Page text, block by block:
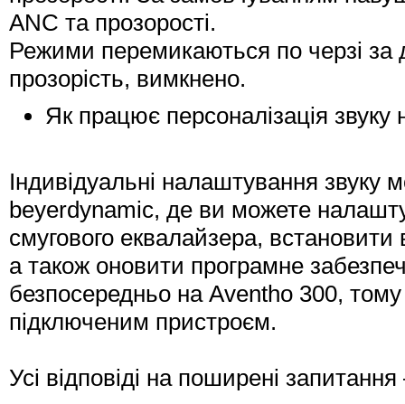
ANC та прозорості.
Режими перемикаються по черзі
прозорість, вимкнено.
Як працює персоналізація
Індивідуальні налаштування звуку
beyerdynamic, де ви можете
смугового еквалайзера, встановити
а також оновити програмне
безпосередньо на Aventho 300,
підключеним пристроєм.
Усі відповіді на поширені